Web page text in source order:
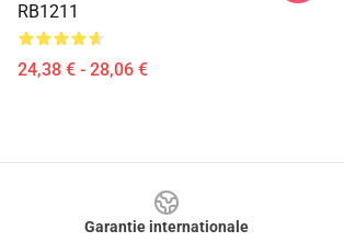
RB1211
24,38 € - 28,06 €
Garantie internationale